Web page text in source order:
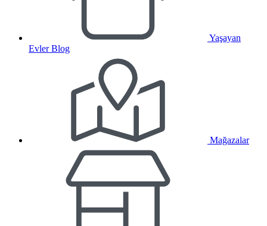
Yaşayan
Evler Blog
Mağazalar